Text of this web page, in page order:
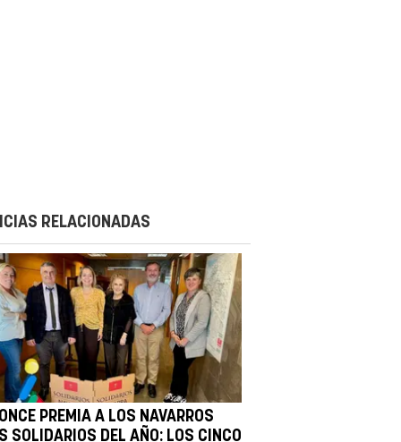
RELACIONADAS
PREMIA A LOS NAVARROS
SOLIDARIOS DEL AÑO: LOS CINCO